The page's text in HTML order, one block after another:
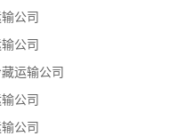
公司
公司
运输公司
公司
公司